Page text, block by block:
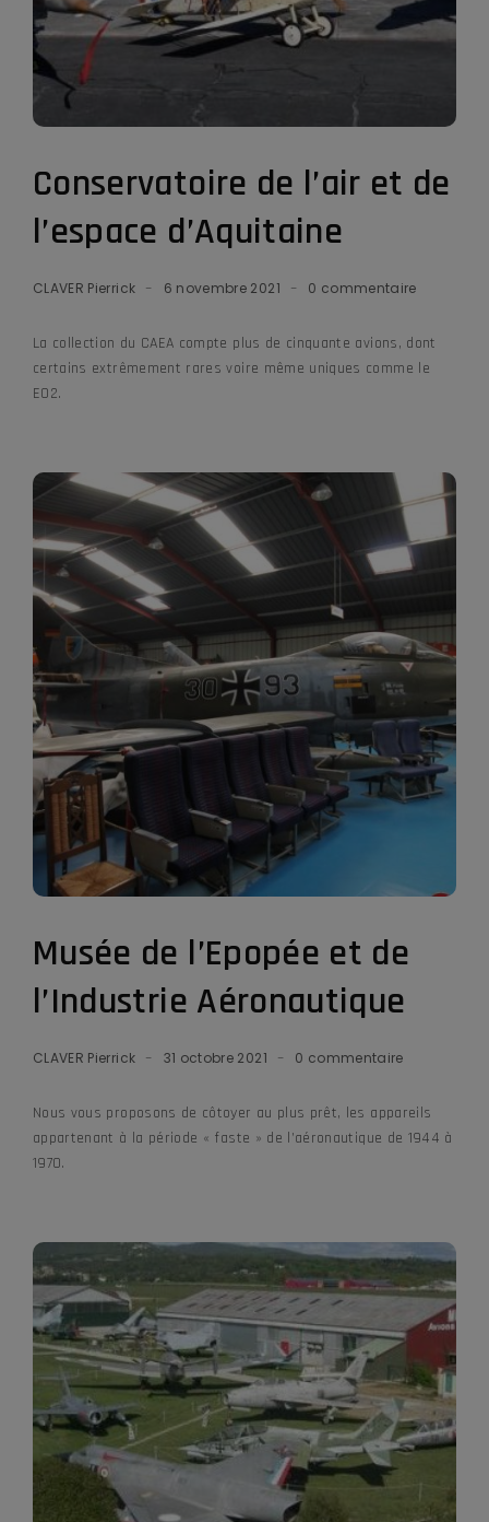
Conservatoire de l’air et de
l’espace d’Aquitaine
CLAVER Pierrick 6 novembre 2021 0 commentaire
La collection du CAEA compte plus de cinquante avions, dont
certains extrêmement rares voire même uniques comme le
E02.
Musée de l’Epopée et de
l’Industrie Aéronautique
CLAVER Pierrick 31 octobre 2021 0 commentaire
Nous vous proposons de côtoyer au plus prêt, les appareils
appartenant à la période « faste » de l’aéronautique de 1944 à
1970.